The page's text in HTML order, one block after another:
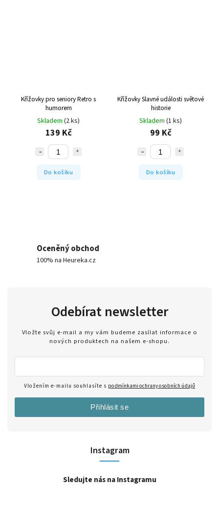
Křížovky pro seniory Retro s
humorem
Skladem (2 ks)
139 Kč
Do košíku
Křížovky Slavné události světové
historie
Skladem (1 ks)
99 Kč
Do košíku
Oceněný obchod
100% na Heureka.cz
Instagram
Sledujte nás na Instagramu
Odebírat newsletter
Vložte svůj e-mail a my vám budeme zasílat informace o
nových produktech na našem e-shopu.
Vložením e-mailu souhlasíte s podmínkami ochrany osobních údajů
Přihlásit se